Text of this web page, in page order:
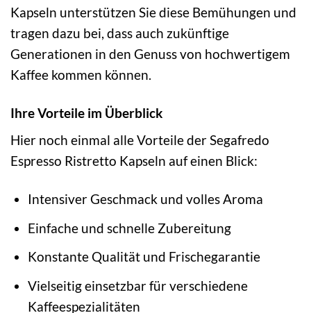
Kapseln unterstützen Sie diese Bemühungen und
tragen dazu bei, dass auch zukünftige
Generationen in den Genuss von hochwertigem
Kaffee kommen können.
Ihre Vorteile im Überblick
Hier noch einmal alle Vorteile der Segafredo
Espresso Ristretto Kapseln auf einen Blick:
Intensiver Geschmack und volles Aroma
Einfache und schnelle Zubereitung
Konstante Qualität und Frischegarantie
Vielseitig einsetzbar für verschiedene
Kaffeespezialitäten